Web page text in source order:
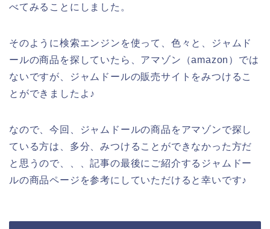
べてみることにしました。
そのように検索エンジンを使って、色々と、ジャムド
ールの商品を探していたら、アマゾン（amazon）では
ないですが、ジャムドールの販売サイトをみつけるこ
とができましたよ♪
なので、今回、ジャムドールの商品をアマゾンで探し
ている方は、多分、みつけることができなかった方だ
と思うので、、、記事の最後にご紹介するジャムドー
ルの商品ページを参考にしていただけると幸いです♪